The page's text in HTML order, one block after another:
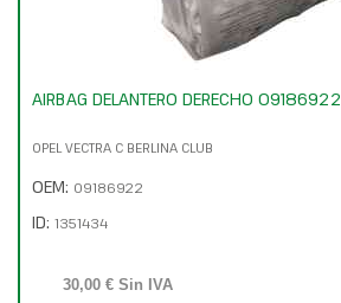
AIRBAG DELANTERO DERECHO 09186922
OPEL VECTRA C BERLINA CLUB
OEM: 09186922
ID: 1351434
30,00 € Sin IVA